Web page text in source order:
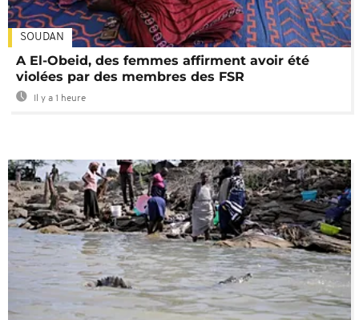
SOUDAN
A El-Obeid, des femmes affirment avoir été
violées par des membres des FSR
Il y a 1 heure